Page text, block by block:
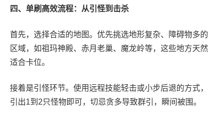
四、单刷高效流程：从引怪到击杀
首先，选择合适的地图。优先挑选地形复杂、障碍物多的
区域，如祖玛神殿、赤月老巢、魔龙岭等，这些地方天然
适合卡位。
接着是引怪环节。使用远程技能轻击或小步后退的方式，
引出1到2只怪物即可，切忌贪多导致群引，瞬间被围。